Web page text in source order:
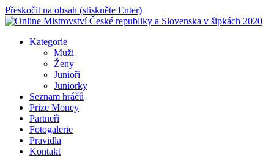
Přeskočit na obsah (stiskněte Enter)
Online Mistrovství České republiky a Slovenska v šipkách 2020
Kategorie
Muži
Ženy
Junioři
Juniorky
Seznam hráčů
Prize Money
Partneři
Fotogalerie
Pravidla
Kontakt